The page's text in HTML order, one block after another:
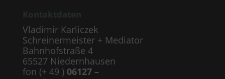
Vladimir Karliczek
Schreinermeister + Mediator
Bahnhofstraße 4
65527 Niedernhausen
fon (+ 49 ) 06127 –